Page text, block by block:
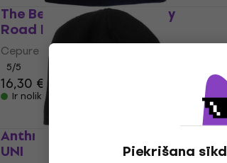
Piekrišana
The Beatles Cepure Abbey
Road Black UNI
Cepure
5/5
16,30 €
Ir noliktavā
Anthrax Cepure Logo Black
UNI